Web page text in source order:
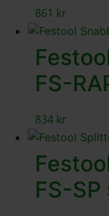
861 kr
FS-
834 kr
FS-